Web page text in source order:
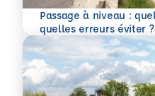
Passage à niveau :
quelles erreurs éviter ?
En savoir plus